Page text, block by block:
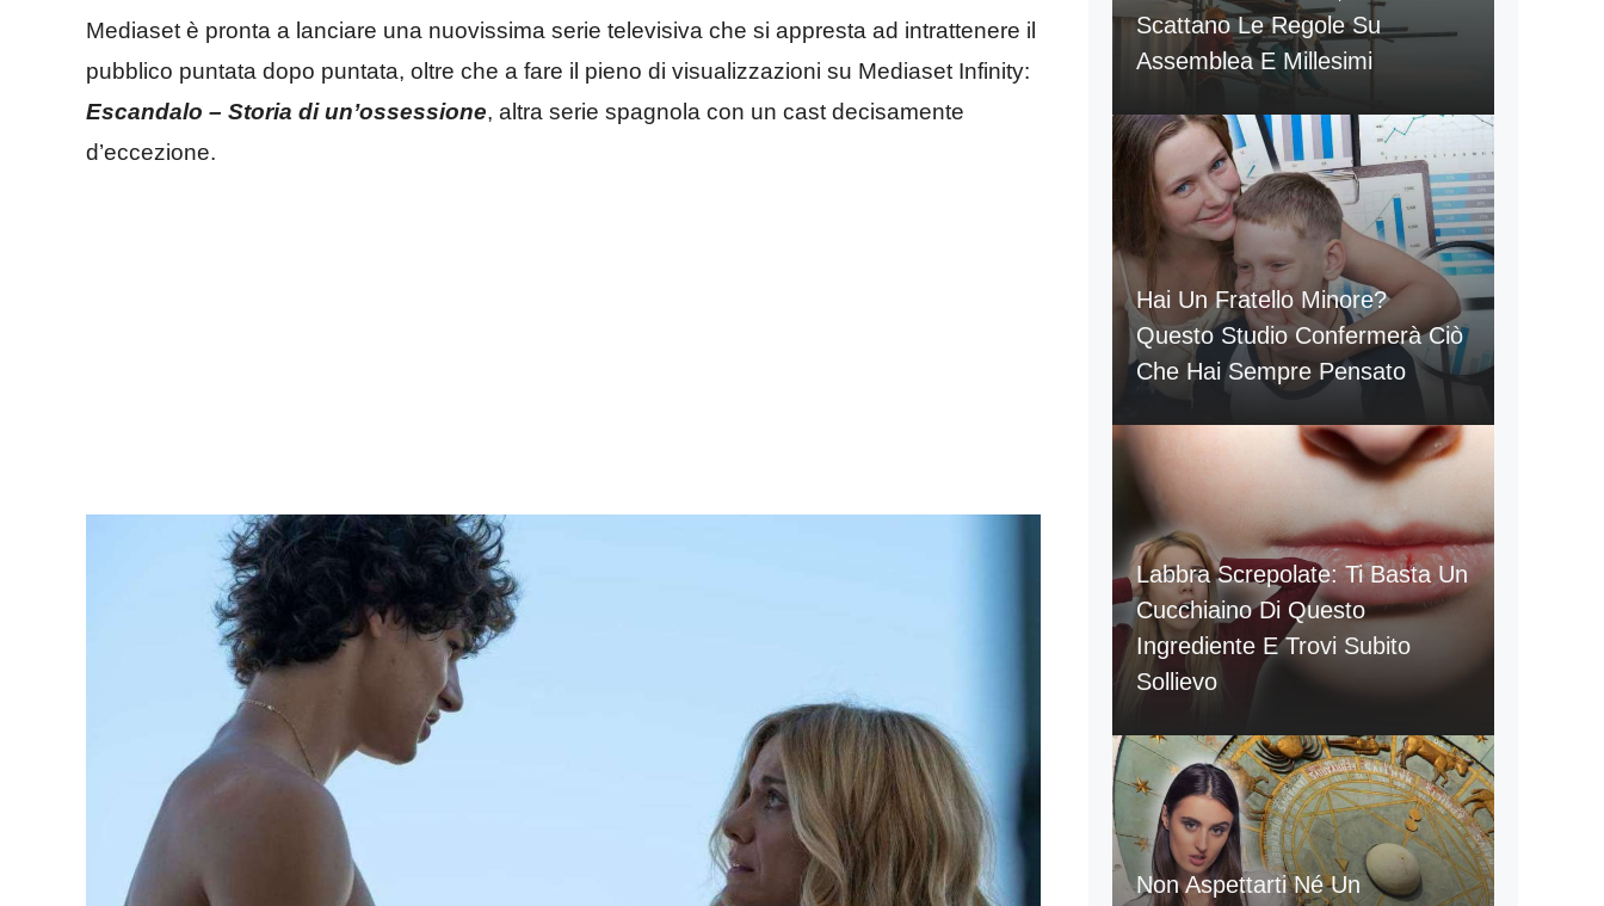
Mediaset è pronta a lanciare una nuovissima serie televisiva che si appresta ad intrattenere il
pubblico puntata dopo puntata, oltre che a fare il pieno di visualizzazioni su Mediaset Infinity:
Escandalo – Storia di un’ossessione, altra serie spagnola con un cast decisamente
d’eccezione.
Scattano Le Regole Su
Assemblea E Millesimi
Hai Un Fratello Minore?
Questo Studio Confermerà Ciò
Che Hai Sempre Pensato
Labbra Screpolate: Ti Basta Un
Cucchiaino Di Questo
Ingrediente E Trovi Subito
Sollievo
Non Aspettarti Né Un